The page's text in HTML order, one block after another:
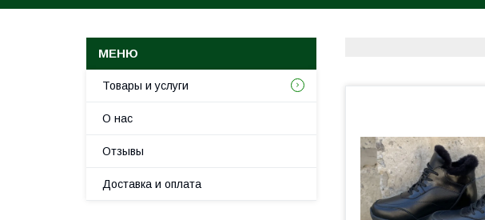
Товары и услуги
О нас
Отзывы
Доставка и оплата